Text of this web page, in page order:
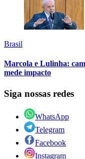
Brasil
Marcola e Lulinha:
mede impacto
Siga nossas redes
WhatsApp
Telegram
Facebook
Instagram